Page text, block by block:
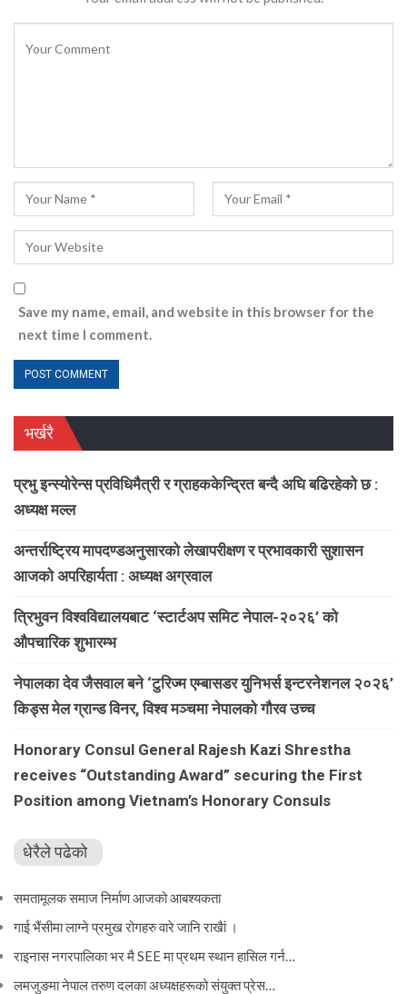
Save my name, email, and website in this browser for the
next time I comment.
भर्खरै
प्रभु इन्स्योरेन्स प्रविधिमैत्री र ग्राहककेन्द्रित बन्दै अघि बढिरहेको छ :
अध्यक्ष मल्ल
अन्तर्राष्ट्रिय मापदण्डअनुसारको लेखापरीक्षण र प्रभावकारी सुशासन
आजको अपरिहार्यता : अध्यक्ष अग्रवाल
त्रिभुवन विश्वविद्यालयबाट ‘स्टार्टअप समिट नेपाल-२०२६’ को
औपचारिक शुभारम्भ
नेपालका देव जैसवाल बने ‘टुरिज्म एम्बासडर युनिभर्स इन्टरनेशनल २०२६’
किड्स मेल ग्रान्ड विनर, विश्व मञ्चमा नेपालको गौरव उच्च
Honorary Consul General Rajesh Kazi Shrestha
receives “Outstanding Award” securing the First
Position among Vietnam’s Honorary Consuls
धेरैले पढेको
समतामूलक समाज निर्माण आजको आबश्यकता
गाई भैंसीमा लाग्ने प्रमुख रोगहरु वारे जानि राखैां ।
राइनास नगरपालिका भर मै SEE मा प्रथम स्थान हासिल गर्न…
लमजुङमा नेपाल तरुण दलका अध्यक्षहरूको संयुक्त प्रेस…